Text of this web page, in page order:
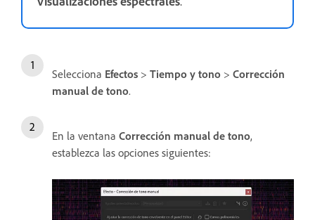
Selecciona Efectos > Tiempo y tono > Corrección
manual de tono.
En la ventana Corrección manual de tono,
establezca las opciones siguientes: